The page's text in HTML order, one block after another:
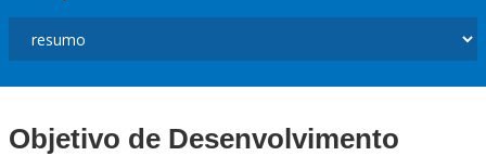
Objetivo de Desenvolvimento